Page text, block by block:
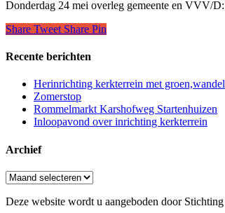
Donderdag 24 mei overleg gemeente en VVV/
Share Tweet Share Pin
Recente berichten
Herinrichting kerkterrein met
Zomerstop
Rommelmarkt Karshofweg Startenhuizen
Inloopavond over inrichting kerkterrein
Archief
Archief
Deze website wordt u aangeboden door